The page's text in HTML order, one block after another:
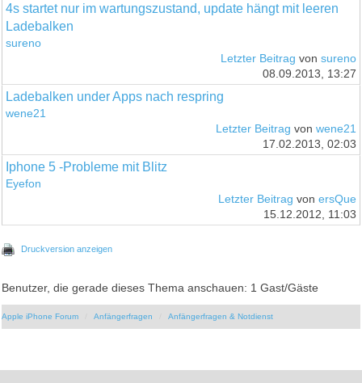
4s startet nur im wartungszustand, update hängt mit leeren
Ladebalken
sureno
Letzter Beitrag von sureno
08.09.2013, 13:27
Ladebalken under Apps nach respring
wene21
Letzter Beitrag von wene21
17.02.2013, 02:03
Iphone 5 -Probleme mit Blitz
Eyefon
Letzter Beitrag von ersQue
15.12.2012, 11:03
Druckversion anzeigen
Benutzer, die gerade dieses Thema anschauen: 1 Gast/Gäste
Apple iPhone Forum Anfängerfragen Anfängerfragen & Notdienst